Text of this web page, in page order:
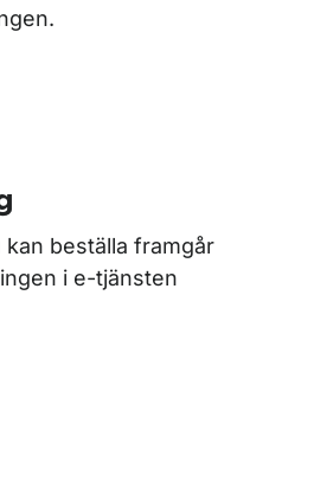
beställa framgår
i e-tjänsten